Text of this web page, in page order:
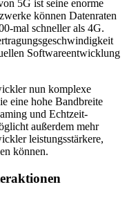
5G ist seine enorme
können Datenraten
mal schneller als 4G.
Softwareentwicklung
nun komplexe
eine hohe Bandbreite
und Echtzeit-
außerdem mehr
leistungsstärkere,
können.